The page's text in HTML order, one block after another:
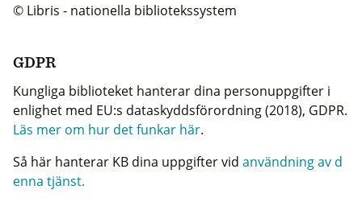
© Libris - nationella bibliotekssystem
GDPR
Kungliga biblioteket hanterar dina personuppgifter i
enlighet med EU:s dataskyddsförordning (2018), GDPR.
Läs mer om hur det funkar här.
Så här hanterar KB dina uppgifter vid användning av d
enna tjänst.